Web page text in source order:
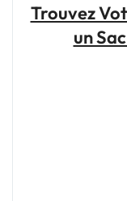
Trouvez
un